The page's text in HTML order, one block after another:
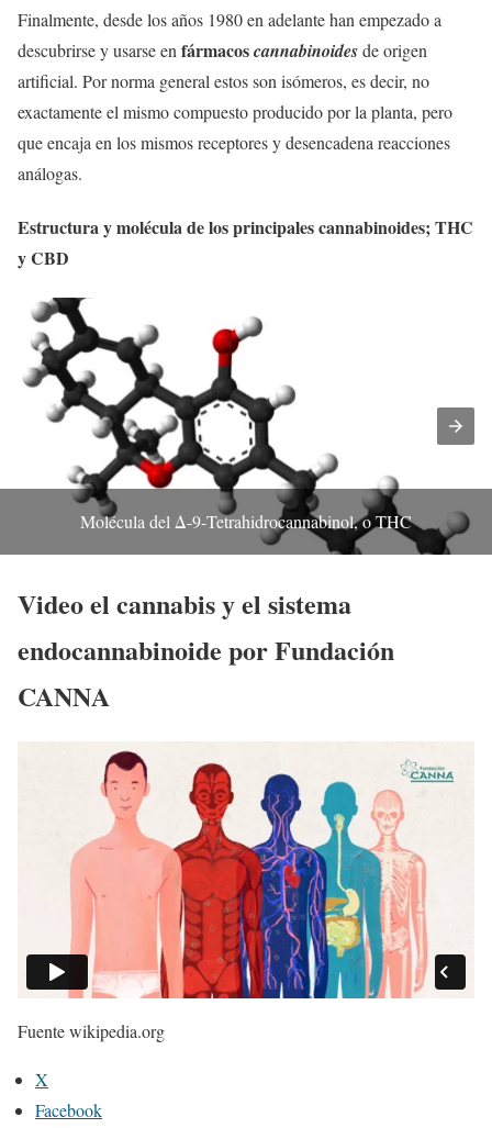
Finalmente, desde los años 1980 en adelante han empezado a
descubrirse y usarse en fármacoscannabinoidesde origen
artificial. Por norma general estos son isómeros, es decir, no
exactamente el mismo compuesto producido por la planta, pero
que encaja en los mismos receptores y desencadena reacciones
análogas.
Estructura y molécula de los principales cannabinoides; THC
y CBD
Molécula del Δ-9-Tetrahidrocannabinol, o THC
Video el cannabis y el sistema
endocannabinoide por Fundación
CANNA
Fuente wikipedia.org
X
Facebook